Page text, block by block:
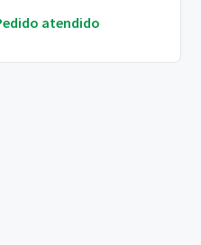
atm. ...atendido